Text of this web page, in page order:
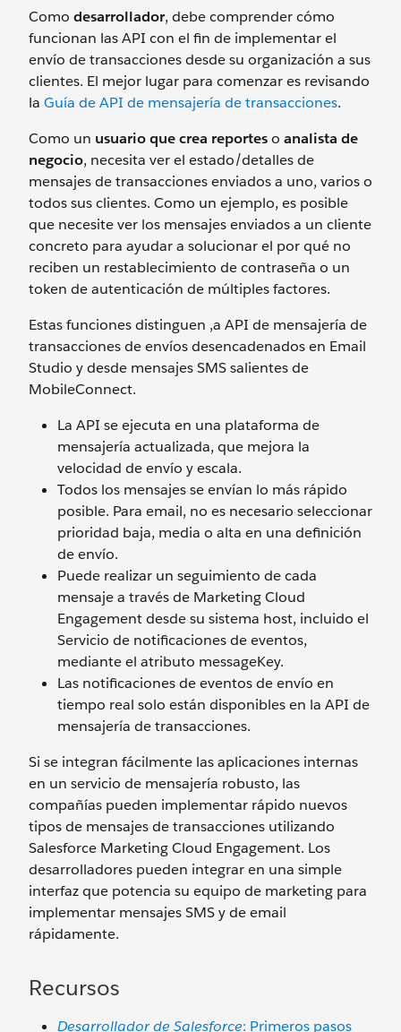
Como desarrollador, debe comprender cómo
funcionan las API con el fin de implementar el
envío de transacciones desde su organización a sus
clientes. El mejor lugar para comenzar es revisando
la Guía de API de mensajería de transacciones.
Como un usuario que crea reporteso analista de
negocio, necesita ver el estado/detalles de
mensajes de transacciones enviados a uno, varios o
todos sus clientes. Como un ejemplo, es posible
que necesite ver los mensajes enviados a un cliente
concreto para ayudar a solucionar el por qué no
reciben un restablecimiento de contraseña o un
token de autenticación de múltiples factores.
Estas funciones distinguen ,a API de mensajería de
transacciones de envíos desencadenados en Email
Studio y desde mensajes SMS salientes de
MobileConnect.
La API se ejecuta en una plataforma de
mensajería actualizada, que mejora la
velocidad de envío y escala.
Todos los mensajes se envían lo más rápido
posible. Para email, no es necesario seleccionar
prioridad baja, media o alta en una definición
de envío.
Puede realizar un seguimiento de cada
mensaje a través de Marketing Cloud
Engagement desde su sistema host, incluido el
Servicio de notificaciones de eventos,
mediante el atributo messageKey.
Las notificaciones de eventos de envío en
tiempo real solo están disponibles en la API de
mensajería de transacciones.
Si se integran fácilmente las aplicaciones internas
en un servicio de mensajería robusto, las
compañías pueden implementar rápido nuevos
tipos de mensajes de transacciones utilizando
Salesforce Marketing Cloud Engagement. Los
desarrolladores pueden integrar en una simple
interfaz que potencia su equipo de marketing para
implementar mensajes SMS y de email
rápidamente.
Recursos
Desarrollador de Salesforce: Primeros pasos